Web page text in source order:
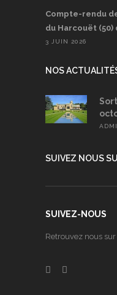
Compte-rendu
du Harcouët (50)
3 JUIN 2026
NOS
SUIVEZ NOUS
SUIVEZ-NOUS
Retrouvez nous